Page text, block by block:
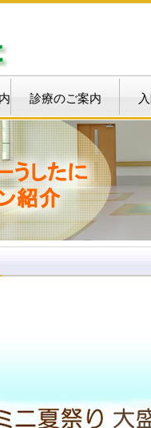
診療のご案内